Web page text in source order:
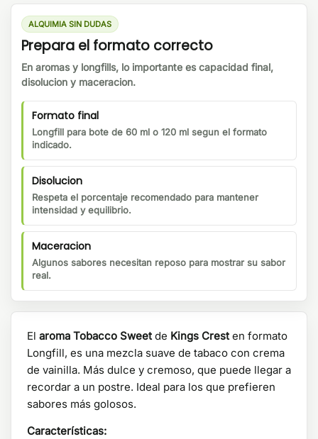
ALQUIMIA SIN DUDAS
Prepara el formato correcto
En aromas y longfills, lo importante es capacidad final,
disolucion y maceracion.
Formato final
Longfill para bote de 60 ml o 120 ml segun el formato
indicado.
Disolucion
Respeta el porcentaje recomendado para mantener
intensidad y equilibrio.
Maceracion
Algunos sabores necesitan reposo para mostrar su sabor
real.
El aroma Tobacco Sweetde Kings Cresten formato
Longfill, es una mezcla suave de tabaco con crema
de vainilla. Más dulce y cremoso, que puede llegar a
recordar a un postre. Ideal para los que prefieren
sabores más golosos.
Características: